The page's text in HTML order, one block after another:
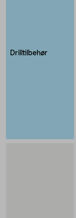
Drilltilbehør